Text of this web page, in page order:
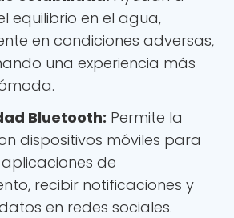
equilibrio en el agua,
en condiciones adversas,
una experiencia más
Bluetooth: Permite la
dispositivos móviles para
de
recibir notificaciones y
en redes sociales.